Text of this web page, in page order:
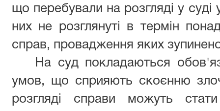
що перебували на розгляді у
них не розглянуті в термін
справ, провадження яких
На суд покладаються
умов, що сприяють скоєнню
розгляді справи можуть